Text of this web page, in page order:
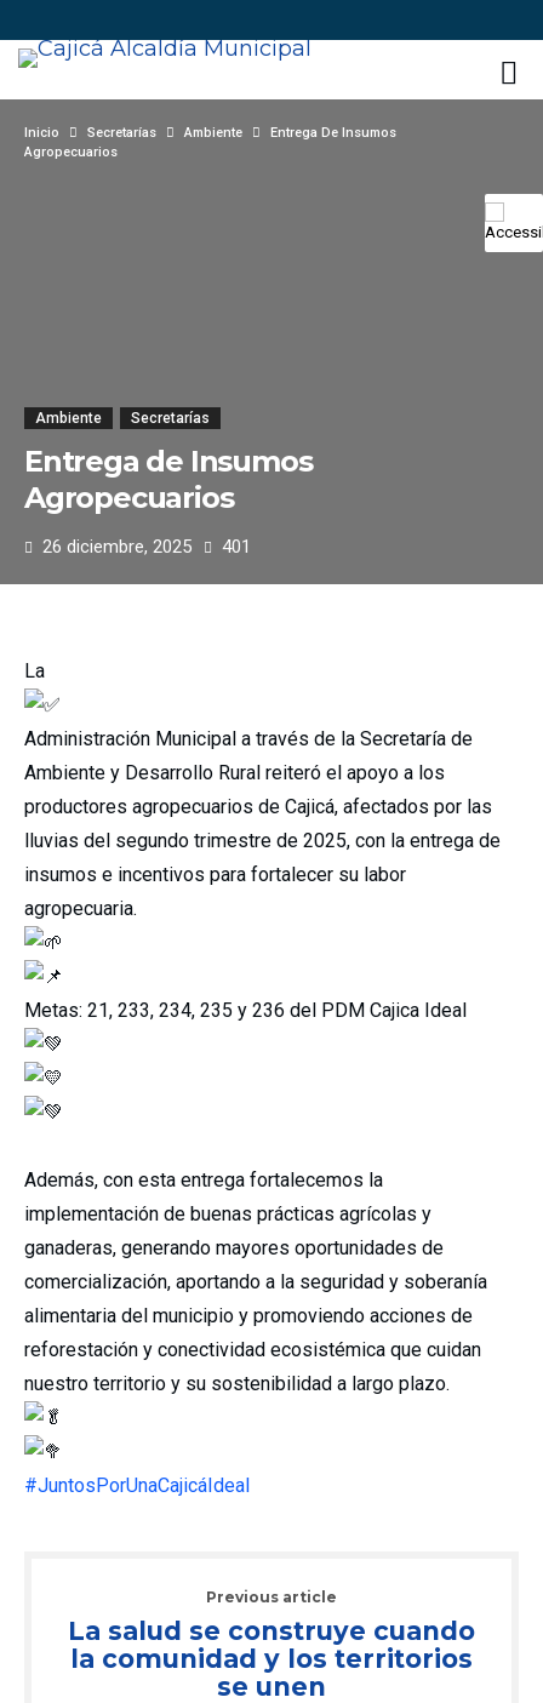
Inicio Secretarías Ambiente
Entrega De Insumos
Agropecuarios
Ambiente Secretarías
Entrega de Insumos
Agropecuarios
26 diciembre, 2025 401
La
Administración Municipal a través de la Secretaría de
Ambiente y Desarrollo Rural reiteró el apoyo a los
productores agropecuarios de Cajicá, afectados por las
lluvias del segundo trimestre de 2025, con la entrega de
insumos e incentivos para fortalecer su labor
agropecuaria.
Metas: 21, 233, 234, 235 y 236 del PDM Cajica Ideal
Además, con esta entrega fortalecemos la
implementación de buenas prácticas agrícolas y
ganaderas, generando mayores oportunidades de
comercialización, aportando a la seguridad y soberanía
alimentaria del municipio y promoviendo acciones de
reforestación y conectividad ecosistémica que cuidan
nuestro territorio y su sostenibilidad a largo plazo.
#JuntosPorUnaCajicáIdeal
Previous article
La salud se construye cuando
la comunidad y los territorios
se unen